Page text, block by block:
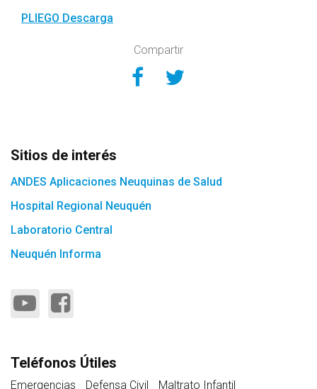
PLIEGO Descarga
Compartir
Compartir en
Compartir en
Sitios de interés
ANDES Aplicaciones Neuquinas de Salud
Hospital Regional Neuquén
Laboratorio Central
Neuquén Informa
Teléfonos Útiles
Emergencias Defensa Civil Maltrato Infantil